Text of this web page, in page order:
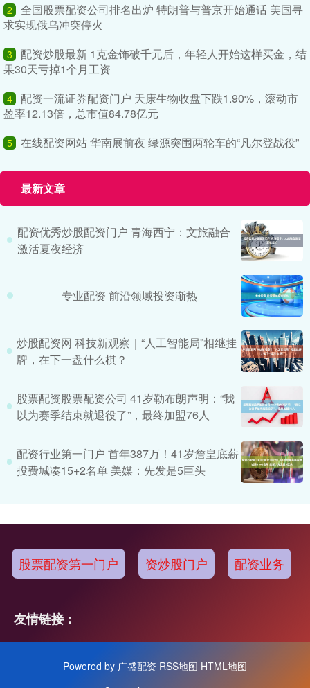
2
全国股票配资公司排名出炉 特朗普与普京开始通话 美国寻
求实现俄乌冲突停火
3
配资炒股最新 1克金饰破千元后，年轻人开始这样买金，结
果30天亏掉1个月工资
4
配资一流证券配资门户 天康生物收盘下跌1.90%，滚动市
盈率12.13倍，总市值84.78亿元
5 在线配资网站 华南展前夜 绿源突围两轮车的“凡尔登战役”
最新文章
配资优秀炒股配资门户 青海西宁：文旅融合
激活夏夜经济
专业配资 前沿领域投资渐热
炒股配资网 科技新观察｜“人工智能局”相继挂
牌，在下一盘什么棋？
股票配资股票配资公司 41岁勒布朗声明：“我
以为赛季结束就退役了”，最终加盟76人
配资行业第一门户 首年387万！41岁詹皇底薪
投费城凑15+2名单 美媒：先发是5巨头
股票配资第一门户 资炒股门户 配资业务
友情链接：
Powered by 广盛配资 RSS地图 HTML地图